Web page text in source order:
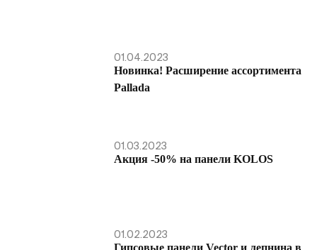
01.04.2023
Новинка! Расширение ассортимента
Pallada
01.03.2023
Акция -50% на панели KOLOS
01.02.2023
Гипсовые панели Vector и лепнина в